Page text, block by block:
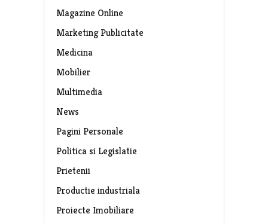
Magazine Online
Marketing Publicitate
Medicina
Mobilier
Multimedia
News
Pagini Personale
Politica si Legislatie
Prietenii
Productie industriala
Proiecte Imobiliare